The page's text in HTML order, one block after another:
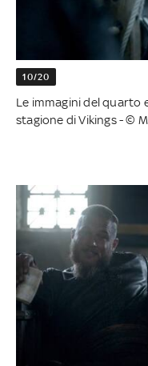
10/20
Le immagini del quarto
stagione di Vikings - ©